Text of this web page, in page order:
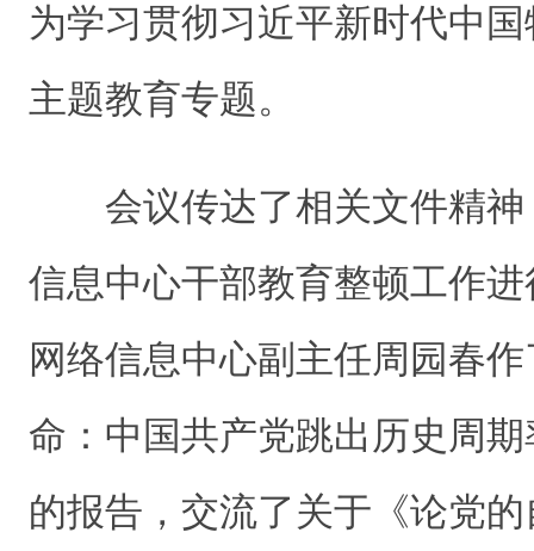
为学习贯彻习近平新时代中
主题教育专题。
会议传达了相关文件精
信息中心干部教育整顿工作
网络信息中心副主任周园春
命：中国共产党跳出历史周
的报告，交流了关于《论党